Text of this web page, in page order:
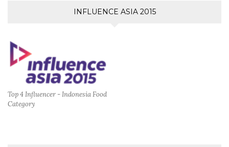
INFLUENCE ASIA 2015
Top 4 Influencer - Indonesia Food
Category